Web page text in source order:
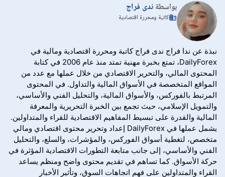
بواسطةندى فراج
كاتبة ومحررة اقتصادية
نبذة عن ندا فراج ندى فراج كاتبة ومحررة اقتصادية ومالية في
DailyForex، تمتع بخبرة مهنية تمتد منذ عام 2006 في كتابة
المحتوى المالي، والتحرير الاقتصادي من خلال عملها مع عدد من
المواقع المتخصصة في الأسواق المالية والتداول. في المحتوى
المرتبط بالفوركس، والأسواق المالية، والتحليل الفني والأساسي،
والتمويل الإسلامي، حيث تجمع بين الخبرة التحريرية والمعرفة
المالية والقدرة على تبسيط المفاهيم الاقتصادية للقراء والمتداولين.
يشمل عملها في DailyForex إعداد وتحرير محتوى اقتصادي ومالي
متخصص، لتغطية أسواق الفوركس، والمؤشرات، والسلع، والتحليل
الفني والأساسي، إلى جانب متابعة التطورات الاقتصادية المؤثرة في
حركة الأسواق. كما تساهم في تقديم محتوى واضح ومنظم يساعد
القراء والمتداولين على فهم اتجاهات السوق، وتأثير الأخبار